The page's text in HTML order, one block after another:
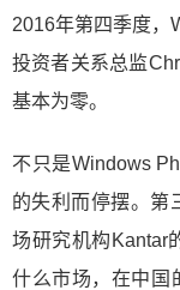
2016年第四季度，
投资者关系总监
基本为零。
不只是Windows
的失利而停摆。第
场研究机构Kantar
什么市场，在中国